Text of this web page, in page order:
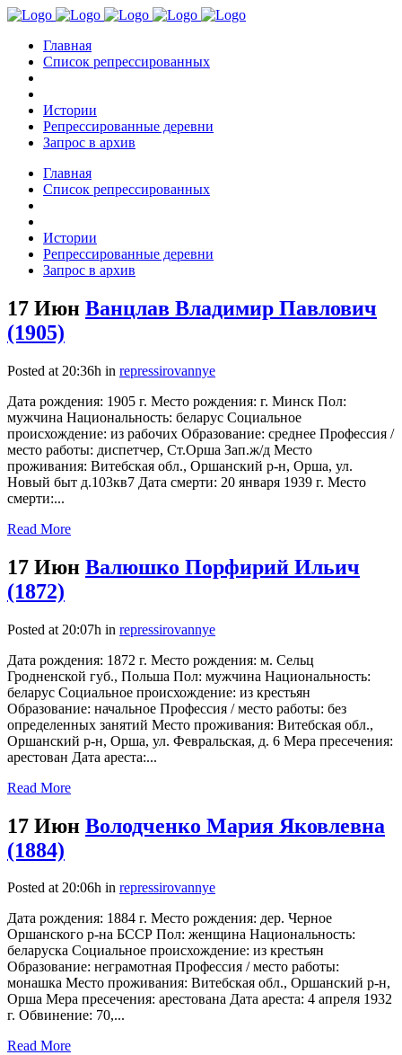
Главная
Список репрессированных
Истории
Репрессированные деревни
Запрос в архив
Главная
Список репрессированных
Истории
Репрессированные деревни
Запрос в архив
17 Июн Ванцлав Владимир Павлович
(1905)
Posted at 20:36h in repressirovannye
Дата рождения: 1905 г. Место рождения: г. Минск Пол:
мужчина Национальность: беларус Социальное
происхождение: из рабочих Образование: среднее Профессия /
место работы: диспетчер, Ст.Орша Зап.ж/д Место
проживания: Витебская обл., Оршанский р-н, Орша, ул.
Новый быт д.103кв7 Дата смерти: 20 января 1939 г. Место
смерти:...
Read More
17 Июн Валюшко Порфирий Ильич
(1872)
Posted at 20:07h in repressirovannye
Дата рождения: 1872 г. Место рождения: м. Сельц
Гродненской губ., Польша Пол: мужчина Национальность:
беларус Социальное происхождение: из крестьян
Образование: начальное Профессия / место работы: без
определенных занятий Место проживания: Витебская обл.,
Оршанский р-н, Орша, ул. Февральская, д. 6 Мера пресечения:
арестован Дата ареста:...
Read More
17 Июн Володченко Мария Яковлевна
(1884)
Posted at 20:06h in repressirovannye
Дата рождения: 1884 г. Место рождения: дер. Черное
Оршанского р-на БССР Пол: женщина Национальность:
беларуска Социальное происхождение: из крестьян
Образование: неграмотная Профессия / место работы:
монашка Место проживания: Витебская обл., Оршанский р-н,
Орша Мера пресечения: арестована Дата ареста: 4 апреля 1932
г. Обвинение: 70,...
Read More